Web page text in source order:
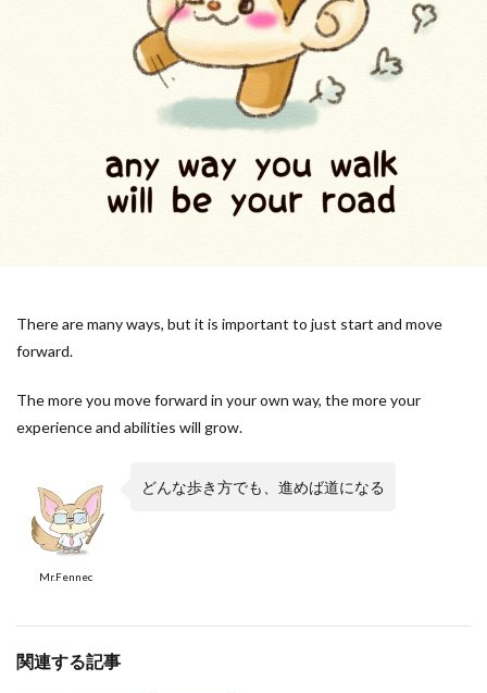
There are many ways, but it is important to just start and move
forward.
The more you move forward in your own way, the more your
experience and abilities will grow.
Mr.Fennec
どんな歩き方でも、進めば道になる
関連する記事